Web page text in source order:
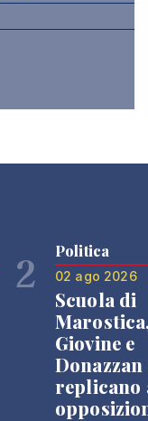
2 Politica
02 ago 2026
Scuola di
Giovine e
Donazzan
replicano